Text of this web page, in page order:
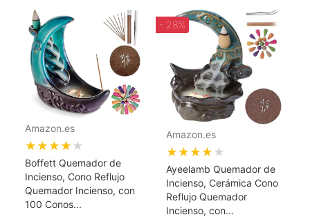
Amazon.es
★★★★★
Boffett Quemador de
Incienso, Cono Reflujo
Quemador Incienso, con
100 Conos...
- 28%
Amazon.es
★★★★★
Ayeelamb Quemador de
Incienso, Cerámica Cono
Reflujo Quemador
Incienso, con...